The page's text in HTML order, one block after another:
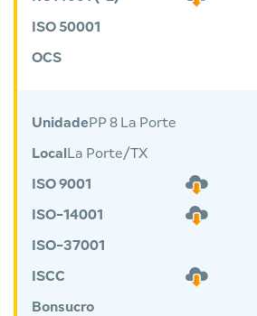
ISO 50001
OCS
Unidade PP 8 La Porte
Local La Porte/TX
ISO 9001
ISO-14001
ISO-37001
ISCC
Bonsucro